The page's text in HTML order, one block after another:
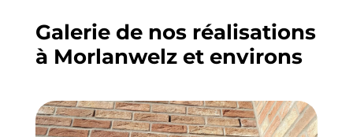
Galerie de nos réalisations
à Morlanwelz et environs